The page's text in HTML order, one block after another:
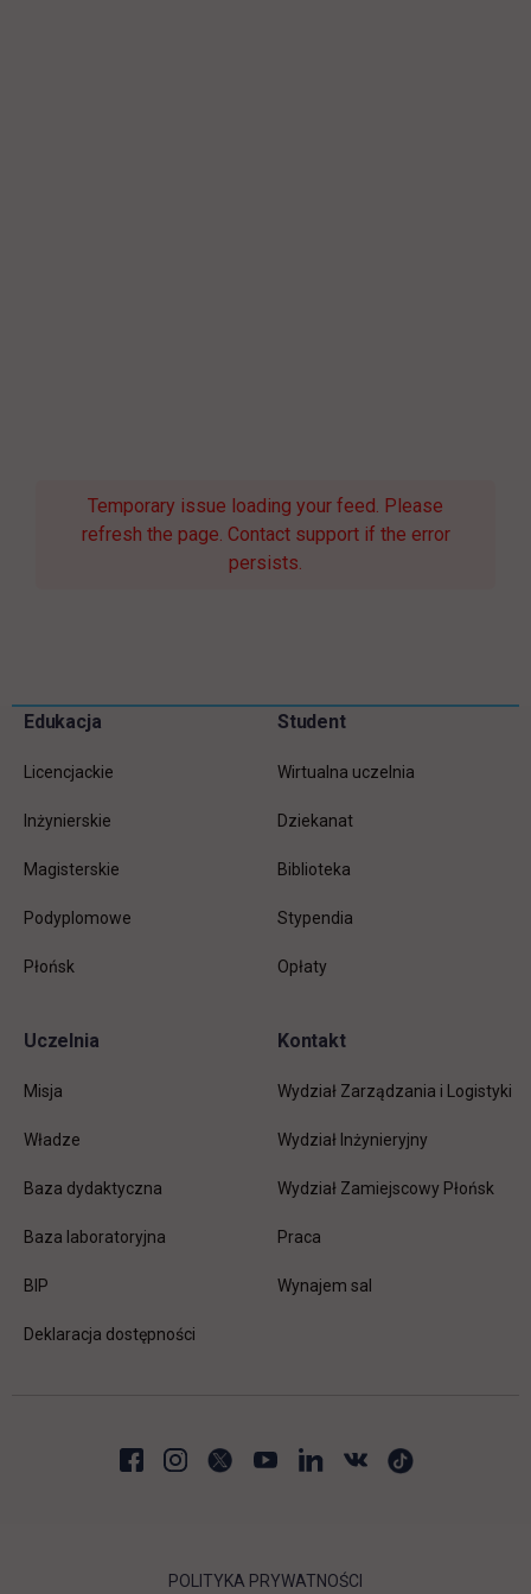
Temporary issue loading your feed. Please
refresh the page. Contact support if the error
persists.
Pomiń
Informacje w stopce
Edukacja
Licencjackie
Inżynierskie
Magisterskie
Podyplomowe
Płońsk
Student
Wirtualna uczelnia
Dziekanat
Biblioteka
Stypendia
Opłaty
Uczelnia
Misja
Władze
Baza dydaktyczna
Baza laboratoryjna
BIP
Deklaracja dostępności
Kontakt
Wydział Zarządzania i Logistyki
Wydział Inżynieryjny
Wydział Zamiejscowy Płońsk
Praca
Wynajem sal
POLITYKA PRYWATNOŚCI